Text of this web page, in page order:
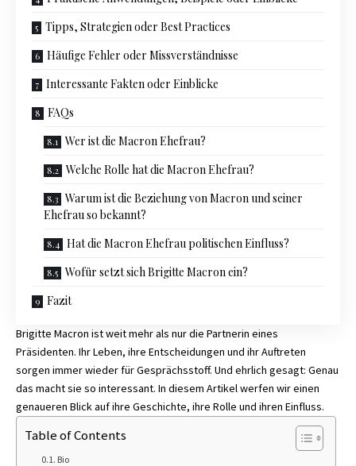
Tipps, Strategien oder Best Practices
Häufige Fehler oder Missverständnisse
Interessante Fakten oder Einblicke
FAQs
Wer ist die Macron Ehefrau?
Welche Rolle hat die Macron Ehefrau?
Warum ist die Beziehung von Macron und seiner
Ehefrau so bekannt?
Hat die Macron Ehefrau politischen Einfluss?
Wofür setzt sich Brigitte Macron ein?
Fazit
Brigitte Macron ist weit mehr als nur die Partnerin eines
Präsidenten. Ihr Leben, ihre Entscheidungen und ihr Auftreten
sorgen immer wieder für Gesprächsstoff. Und ehrlich gesagt: Genau
das macht sie so interessant. In diesem Artikel werfen wir einen
genaueren Blick auf ihre Geschichte, ihre Rolle und ihren Einfluss.
Table of Contents
Bio